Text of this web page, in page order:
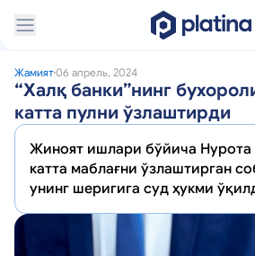
Жамият06 апрель, 2024
“Халқ банки”нинг
катта пулни ўзлаштирди
Жиноят ишлари бўйича Нурота
катта маблағни ўзлаштирган
унинг шеригига суд ҳукми